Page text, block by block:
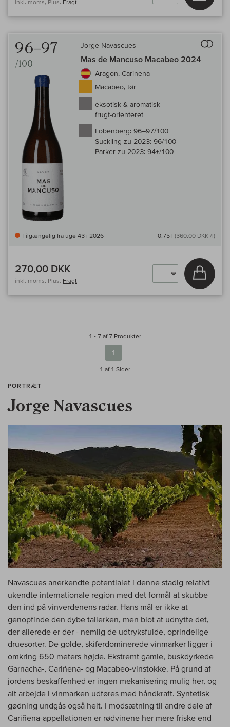
inkl. moms, Plus. Fragt
96–97
/100
Jorge Navascues
Mas de Mancuso Macabeo 2024
Aragon, Carinena
Macabeo, tør
eksotisk & aromatisk
frugt-orienteret
Lobenberg: 96–97/100
Suckling zu 2023: 96/100
Parker zu 2023: 94+/100
Tilgængelig fra uge 43 i 2026 0,75 l (360,00 DKK /l)
270,00 DKK
inkl. moms, Plus. Fragt
Læg i
1 - 7 af 7 Produkter
1
1 af 1 Sider
PORTRÆT
Jorge Navascues
Navascues anerkendte potentialet i denne stadig relativt
ukendte internationale region med det formål at skubbe
den ind på vinverdenens radar. Hans mål er ikke at
genopfinde den dybe tallerken, men blot at udnytte det,
der allerede er der - nemlig de udtryksfulde, oprindelige
druesorter. De golde, skiferdominerede vinmarker ligger i
omkring 650 meters højde. Ekstremt gamle, buskdyrkede
Garnacha-, Cariñena- og Macabeo-vinstokke. På grund af
jordens beskaffenhed er ingen mekanisering mulig her, og
alt arbejde i vinmarken udføres med håndkraft. Syntetisk
gødning undgås også helt. I modsætning til andre dele af
Cariñena-appellationen er rødvinene her mere friske end